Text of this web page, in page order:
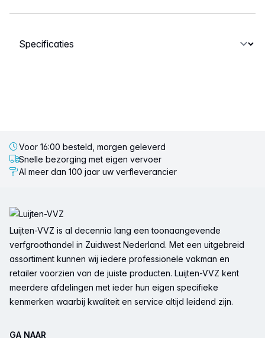
Selecteer een tabblad
Voor 16:00 besteld, morgen geleverd
Snelle bezorging met eigen vervoer
Al meer dan 100 jaar uw verfleverancier
Luijten-VVZ is al decennia lang een toonaangevende
verfgroothandel in Zuidwest Nederland. Met een uitgebreid
assortiment kunnen wij iedere professionele vakman en
retailer voorzien van de juiste producten. Luijten-VVZ kent
meerdere afdelingen met ieder hun eigen specifieke
kenmerken waarbij kwaliteit en service altijd leidend zijn.
GA NAAR